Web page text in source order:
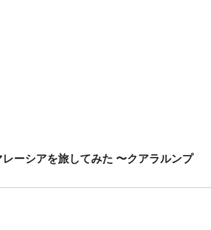
レーシアを旅してみた 〜クアラルンプ